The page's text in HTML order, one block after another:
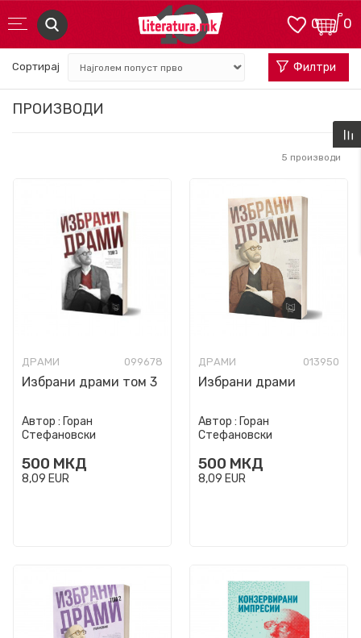
0
0
ПРОИЗВОДИ
Сортирај Филтри
5 производи
ДРАМИ 099678
Избрани драми том 3
Автор : Горан
Стефановски
500 МКД
8,09 EUR
ДРАМИ 013950
Избрани драми
Автор : Горан
Стефановски
500 МКД
8,09 EUR